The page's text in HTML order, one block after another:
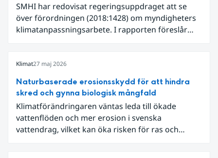
SMHI har redovisat regeringsuppdraget att se
över förordningen (2018:1428) om myndigheters
klimatanpassningsarbete. I rapporten föreslår
Klimat27 maj 2026
Naturbaserade erosionsskydd för att hindra
skred och gynna biologisk mångfald
Klimatförändringaren väntas leda till ökade
vattenflöden och mer erosion i svenska
vattendrag, vilket kan öka risken för ras och